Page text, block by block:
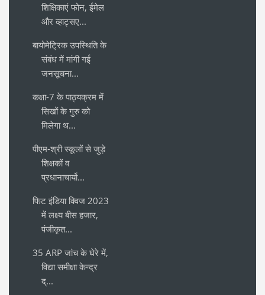
शिक्षिकाएं फोन, ईमेल
और व्हाट्सए...
बायोमेट्रिक उपस्थिति के
संबंध में मांगी गई
जनसूचना...
कक्षा-7 के पाठ्यक्रम में
सिखों के गुरु को
मिलेगा थ...
पीएम-श्री स्कूलों से जुड़े
शिक्षकों व
प्रधानाचार्यो...
फिट इंडिया क्विज 2023
में लक्ष्य बीस हजार,
पंजीकृत...
35 ARP जांच के घेरे में,
विद्या समीक्षा केन्द्र
द्...